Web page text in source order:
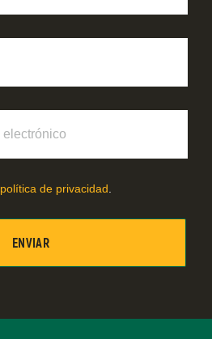
política de privacidad